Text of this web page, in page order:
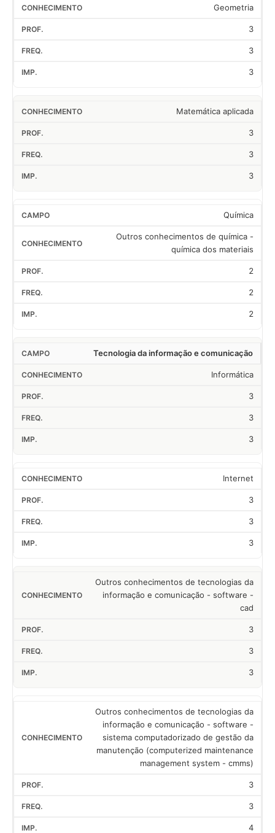
Geometria
3
3
3
Matemática aplicada
3
3
3
Química
Outros conhecimentos de química -
química dos materiais
2
2
2
Tecnologia da informação e comunicação
Informática
3
3
3
Internet
3
3
3
Outros conhecimentos de tecnologias da
informação e comunicação - software -
cad
3
3
3
Outros conhecimentos de tecnologias da
informação e comunicação - software -
sistema computadorizado de gestão da
manutenção (computerized maintenance
management system - cmms)
3
3
4